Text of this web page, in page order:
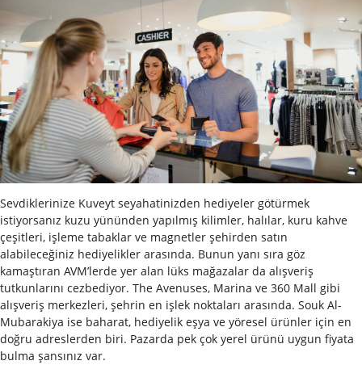
Sevdiklerinize Kuveyt seyahatinizden hediyeler götürmek
istiyorsanız kuzu yününden yapılmış kilimler, halılar, kuru kahve
çeşitleri, işleme tabaklar ve magnetler şehirden satın
alabileceğiniz hediyelikler arasında. Bunun yanı sıra göz
kamaştıran AVM’lerde yer alan lüks mağazalar da alışveriş
tutkunlarını cezbediyor. The Avenuses, Marina ve 360 Mall gibi
alışveriş merkezleri, şehrin en işlek noktaları arasında. Souk Al-
Mubarakiya ise baharat, hediyelik eşya ve yöresel ürünler için en
doğru adreslerden biri. Pazarda pek çok yerel ürünü uygun fiyata
bulma şansınız var.